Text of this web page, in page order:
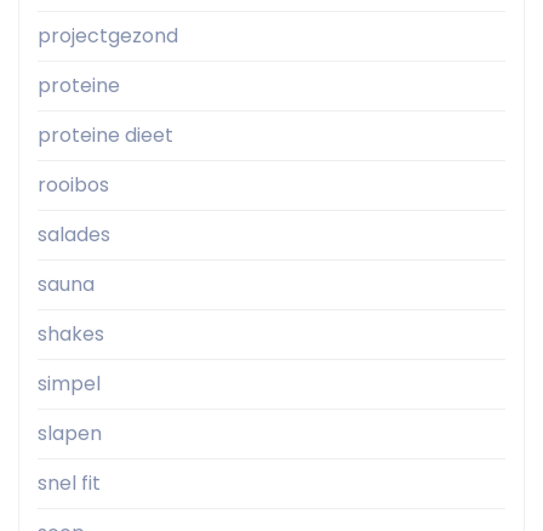
projectgezond
proteine
proteine dieet
rooibos
salades
sauna
shakes
simpel
slapen
snel fit